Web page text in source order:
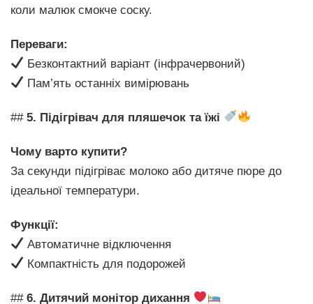
коли малюк смокче соску.
Переваги:
Безконтактний варіант (інфрачервоний)
Пам’ять останніх вимірювань
## 5. Підігрівач для пляшечок та їжі
Чому варто купити?
За секунди підігріває молоко або дитяче пюре до
ідеальної температури.
Функції:
Автоматичне відключення
Компактність для подорожей
## 6. Дитячий монітор дихання